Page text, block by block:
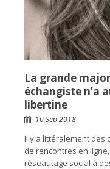
La grande
échangiste n’a
libertine
10 Sep 2018
Il y a littéralement des
de rencontres en
réseautage social à